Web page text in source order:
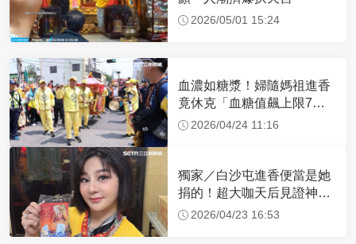
2026/05/01 15:24
血濃如糖漿！婦隨媽祖進香
竟休克「血糖值飆上限7
倍」 醫曝原因
2026/04/24 11:16
獨家／白沙屯進香便當是她
捐的！超大咖天后見證神
蹟 一靠近媽祖就爆哭
2026/04/23 16:53